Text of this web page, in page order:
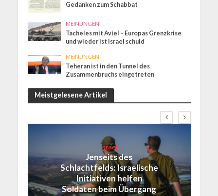
Gedanken zum Schabbat
MEINUNGEN
Tacheles mit Aviel – Europas Grenzkrise
und wieder ist Israel schuld
MEINUNGEN
Teheran ist in den Tunnel des
Zusammenbruchs eingetreten
Meistgelesene Artikel
Israel
Jenseits des
Schlachtfelds: Israelische
Initiativen helfen
Soldaten beim Übergang